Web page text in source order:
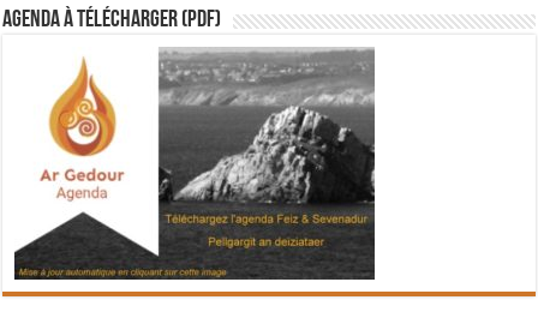
Agenda à télécharger (PDF)